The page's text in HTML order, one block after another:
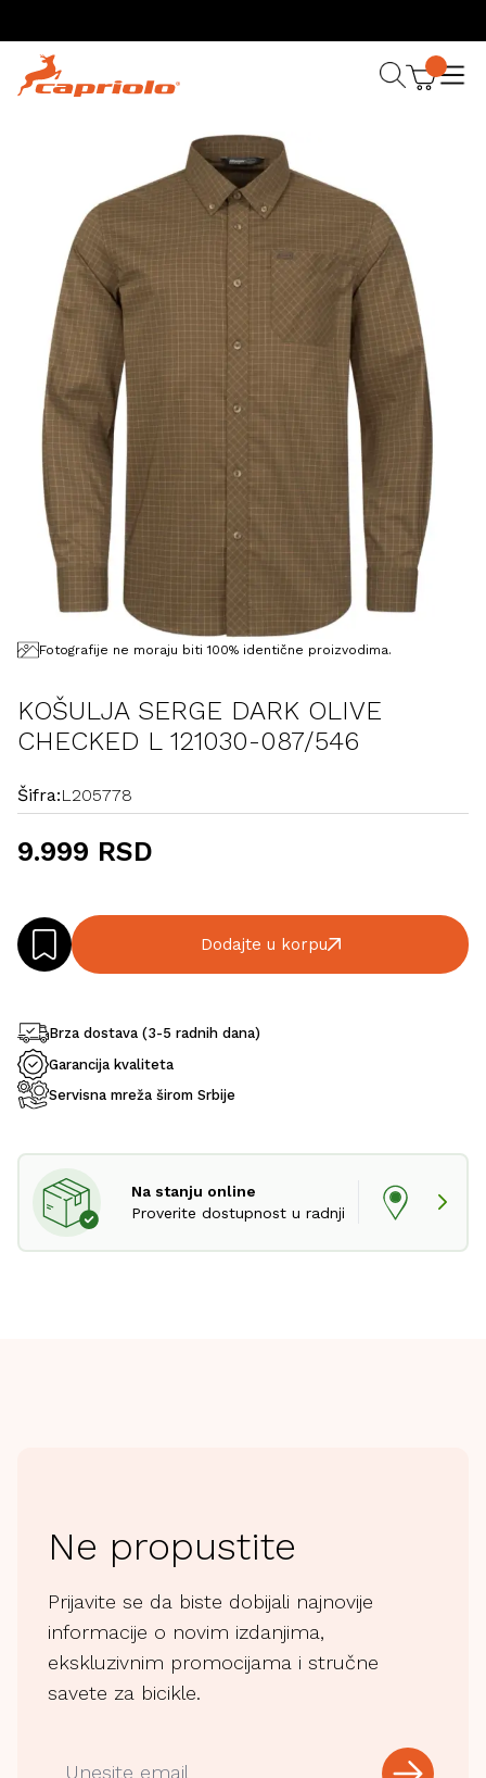
Fotografije ne moraju biti 100% identične proizvodima.
KOŠULJA SERGE DARK OLIVE
CHECKED L 121030-087/546
Šifra:L205778
9.999 RSD
Dodajte u korpu
Brza dostava (3-5 radnih dana)
Garancija kvaliteta
Servisna mreža širom Srbije
Na stanju online
Proverite dostupnost u radnji
Ne propustite
Prijavite se da biste dobijali najnovije
informacije o novim izdanjima,
ekskluzivnim promocijama i stručne
savete za bicikle.